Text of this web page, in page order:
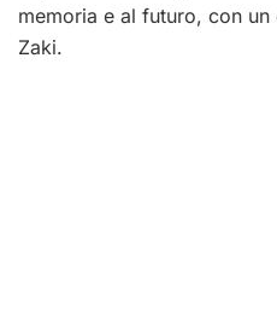
memoria e al futuro, con un
Zaki.